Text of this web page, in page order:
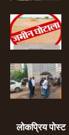
लोकप्रिय पोस्ट